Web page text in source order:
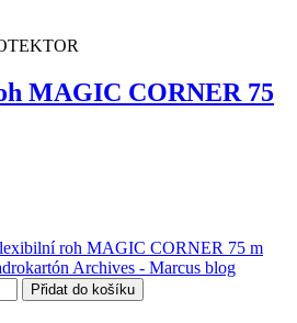
MAGIC CORNER 75
roh MAGIC CORNER 75 m
Archives - Marcus blog
Přidat do košíku